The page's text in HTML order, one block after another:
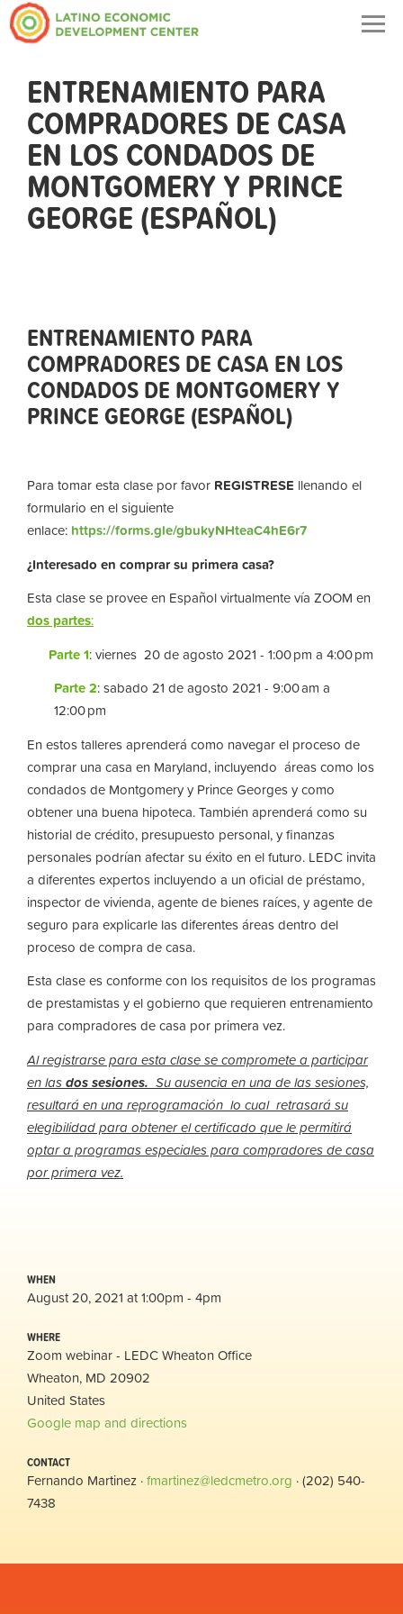
ENTRENAMIENTO PARA
COMPRADORES DE CASA
EN LOS CONDADOS DE
MONTGOMERY Y PRINCE
GEORGE (ESPAÑOL)
ENTRENAMIENTO PARA
COMPRADORES DE CASA EN LOS
CONDADOS DE MONTGOMERY Y
PRINCE GEORGE (ESPAÑOL)
Para tomar esta clase por favor REGISTRESE llenando el
formulario en el siguiente
enlace: https://forms.gle/gbukyNHteaC4hE6r7
¿Interesado en comprar su primera casa?
Esta clase se provee en Español virtualmente vía ZOOM en
dos partes:
Parte 1: viernes 20 de agosto 2021 - 1:00 pm a 4:00 pm
Parte 2: sabado 21 de agosto 2021 - 9:00 am a
12:00 pm
En estos talleres aprenderá como navegar el proceso de
comprar una casa en Maryland, incluyendo áreas como los
condados de Montgomery y Prince Georges y como
obtener una buena hipoteca. También aprenderá como su
historial de crédito, presupuesto personal, y finanzas
personales podrían afectar su éxito en el futuro. LEDC invita
a diferentes expertos incluyendo a un oficial de préstamo,
inspector de vivienda, agente de bienes raíces, y agente de
seguro para explicarle las diferentes áreas dentro del
proceso de compra de casa.
Esta clase es conforme con los requisitos de los programas
de prestamistas y el gobierno que requieren entrenamiento
para compradores de casa por primera vez.
Al registrarse para esta clase se compromete a participar
en lasdos sesiones. Su ausencia en una de las sesiones,
resultará en una reprogramación lo cual retrasará su
elegibilidad para obtener el certificado que le permitirá
optar a programas especiales para compradores de casa
por primera vez.
WHEN
August 20, 2021 at 1:00pm - 4pm
WHERE
Zoom webinar - LEDC Wheaton Office
Wheaton, MD 20902
United States
Google map and directions
CONTACT
Fernando Martinez ·fmartinez@ledcmetro.org · (202) 540-
7438